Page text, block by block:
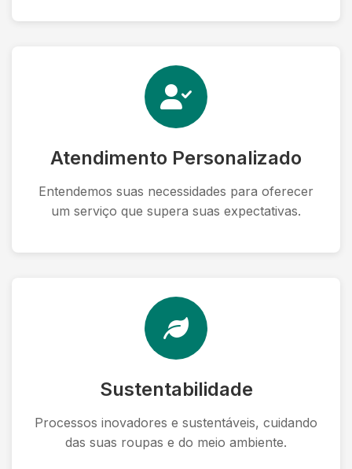
Atendimento Personalizado
Entendemos suas necessidades para oferecer
um serviço que supera suas expectativas.
Sustentabilidade
Processos inovadores e sustentáveis, cuidando
das suas roupas e do meio ambiente.